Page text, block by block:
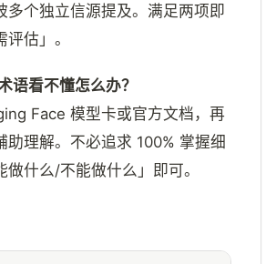
多个独立信源提及。满足两项即
估」。
语看不懂怎么办？
Face 模型卡或官方文档，再
助理解。不必追求 100% 掌握细
做什么/不能做什么」即可。